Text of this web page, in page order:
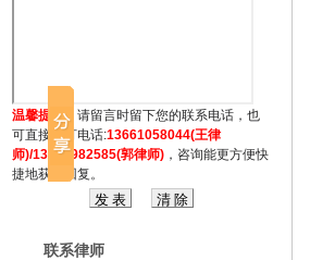
温馨提示： 请留言时留下您的联系电话，也
可直接拔打电话:13661058044(王律
师)/13717982585(郭律师)，咨询能更方便快
捷地获得回复。
联系律师